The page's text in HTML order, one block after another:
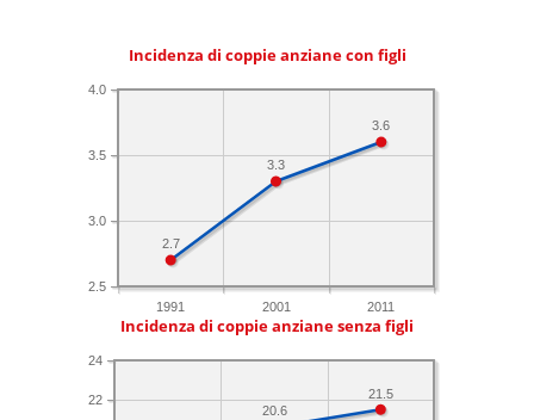
Incidenza di coppie anziane con figli
1991 2001 2011
2.5
3.0
3.5
4.0
3.6
3.3
2.7
Incidenza di coppie anziane senza figli
22
24
21.5
20.6